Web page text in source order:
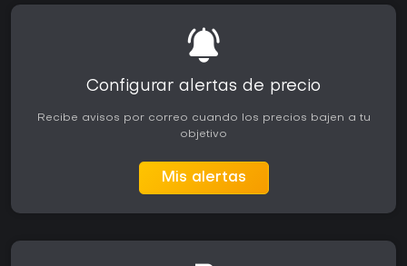
Configurar alertas de precio
Recibe avisos por correo cuando los precios bajen a tu
objetivo
Mis alertas